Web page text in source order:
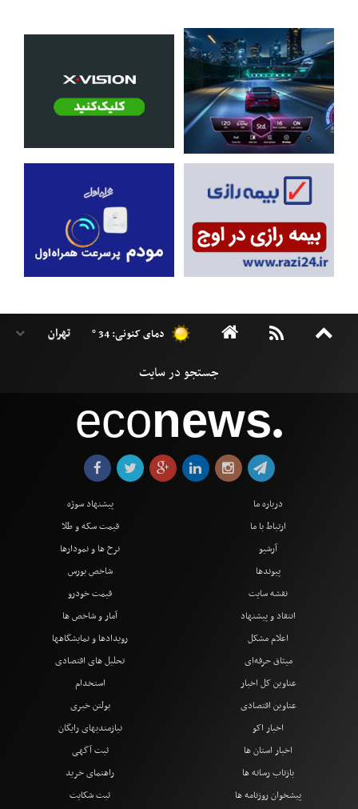
دمای کنونی: 34 °
econews●
درباره ما
ارتباط با ما
آرشیو
پیوندها
نقشه سایت
انتقاد و پیشنهاد
اعلام مشکل
میثاق حرفه‌ای
پیشنهاد سوژه
قیمت سکه و طلا
نرخ ها و نمودارها
شاخص بورس
قیمت خودرو
آمار و شاخص ها
رویدادها و نمایشگاهها
تحلیل های اقتصادی
عناوین کل اخبار
عناوین اقتصادی
اخبار اکو
اخبار استان ها
بازتاب رسانه ها
پیشخوان روزنامه ها
استخدام
بولتن خبری
نیازمندیهای رایگان
ثبت آگهی
راهنمای خرید
ثبت شکایت